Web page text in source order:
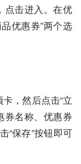
点击进入。在优
优惠券”两个选
，然后点击“立
券名称、优惠券
“保存”按钮即可